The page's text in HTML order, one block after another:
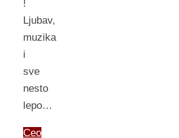
!
Ljubav,
muzika
i
sve
nesto
lepo…
Ceo